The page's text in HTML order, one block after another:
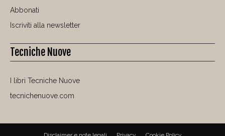
Abbonati
Iscriviti alla newsletter
Tecniche Nuove
I libri Tecniche Nuove
tecnichenuove.com